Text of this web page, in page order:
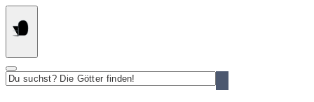
Springe
zum
Inhalt
suchst?